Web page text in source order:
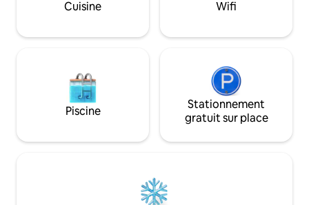
apprécierez ma maison et que vous
LE PLUS central
Cuisine Wifi
Piscine
Stationnement
gratuit sur place